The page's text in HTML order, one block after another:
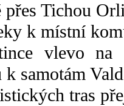
přes Tichou
k místní
vlevo na
samotám
tras